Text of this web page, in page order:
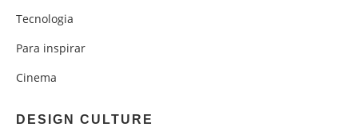
Tecnologia
Para inspirar
Cinema
DESIGN CULTURE